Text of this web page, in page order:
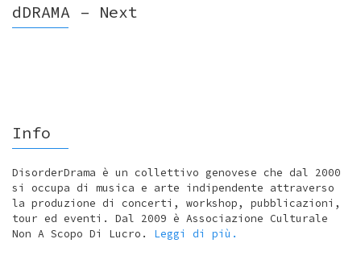
dDRAMA – Next
Info
DisorderDrama è un collettivo genovese che dal 2000
si occupa di musica e arte indipendente attraverso
la produzione di concerti, workshop, pubblicazioni,
tour ed eventi. Dal 2009 è Associazione Culturale
Non A Scopo Di Lucro. Leggi di più.